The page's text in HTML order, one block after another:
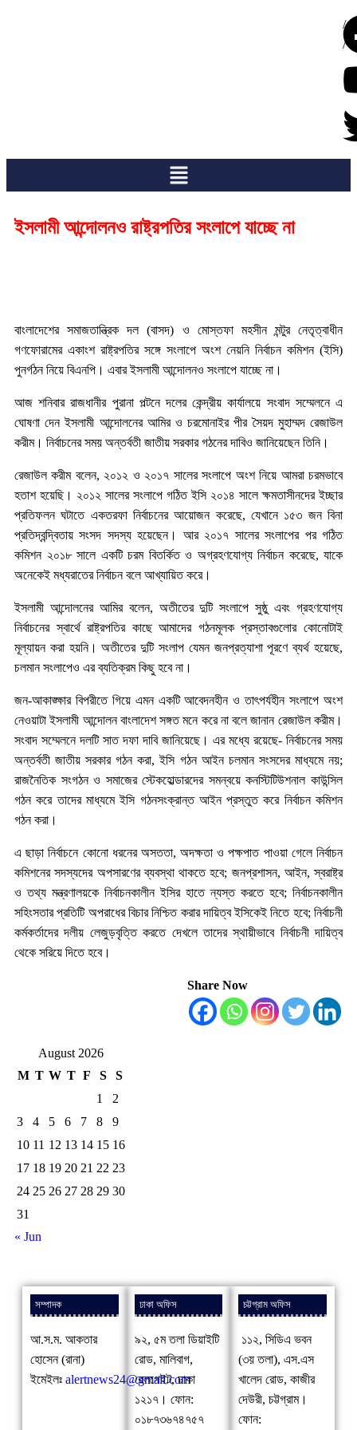
/
/
ইসলামী আন্দোলনও রাষ্ট্রপতির সংলাপে যাচ্ছে না
বাংলাদেশের সমাজতান্ত্রিক দল (বাসদ) ও মোস্তফা মহসীন মন্টুর নেতৃত্বাধীন
গণফোরামের একাংশ রাষ্ট্রপতির সঙ্গে সংলাপে অংশ নেয়নি নির্বাচন কমিশন (ইসি)
পুনর্গঠন নিয়ে বিএনপি। এবার ইসলামী আন্দোলনও সংলাপে যাচ্ছে না।
আজ শনিবার রাজধানীর পুরানা পল্টনে দলের কেন্দ্রীয় কার্যালয়ে সংবাদ সম্মেলনে এ
ঘোষণা দেন ইসলামী আন্দোলনের আমির ও চরমোনাইর পীর সৈয়দ মুহাম্মদ রেজাউল
করীম। নির্বাচনের সময় অন্তর্বতী জাতীয় সরকার গঠনের দাবিও জানিয়েছেন তিনি।
রেজাউল করীম বলেন, ২০১২ ও ২০১৭ সালের সংলাপে অংশ নিয়ে আমরা চরমভাবে
হতাশ হয়েছি। ২০১২ সালের সংলাপে গঠিত ইসি ২০১৪ সালে ক্ষমতাসীনদের ইচ্ছার
প্রতিফলন ঘটাতে একতরফা নির্বাচনের আয়োজন করেছে, যেখানে ১৫৩ জন বিনা
প্রতিদ্বন্দ্বিতায় সংসদ সদস্য হয়েছেন। আর ২০১৭ সালের সংলাপের পর গঠিত
কমিশন ২০১৮ সালে একটি চরম বিতর্কিত ও অগ্রহণযোগ্য নির্বাচন করেছে, যাকে
অনেকেই মধ্যরাতের নির্বাচন বলে আখ্যায়িত করে।
ইসলামী আন্দোলনের আমির বলেন, অতীতের দুটি সংলাপে সুষ্ঠু এবং গ্রহণযোগ্য
নির্বাচনের স্বার্থে রাষ্ট্রপতির কাছে আমাদের গঠনমূলক প্রস্তাবগুলোর কোনোটাই
মূল্যায়ন করা হয়নি। অতীতের দুটি সংলাপ যেমন জনপ্রত্যাশা পূরণে ব্যর্থ হয়েছে,
চলমান সংলাপেও এর ব্যতিক্রম কিছু হবে না।
জন-আকাঙ্ক্ষার বিপরীতে গিয়ে এমন একটি আবেদনহীন ও তাৎপর্যহীন সংলাপে অংশ
নেওয়াটা ইসলামী আন্দোলন বাংলাদেশ সঙ্গত মনে করে না বলে জানান রেজাউল করীম।
সংবাদ সম্মেলনে দলটি সাত দফা দাবি জানিয়েছে। এর মধ্যে রয়েছে- নির্বাচনের সময়
অন্তর্বতী জাতীয় সরকার গঠন করা, ইসি গঠন আইন চলমান সংসদের মাধ্যমে নয়;
রাজনৈতিক সংগঠন ও সমাজের স্টেকহোল্ডারদের সমন্বয়ে কনস্টিটিউশনাল কাউন্সিল
গঠন করে তাদের মাধ্যমে ইসি গঠনসংক্রান্ত আইন প্রস্তুত করে নির্বাচন কমিশন
গঠন করা।
এ ছাড়া নির্বাচনে কোনো ধরনের অসততা, অদক্ষতা ও পক্ষপাত পাওয়া গেলে নির্বাচন
কমিশনের সদস্যদের অপসারণের ব্যবস্থা থাকতে হবে; জনপ্রশাসন, আইন, স্বরাষ্ট্র
ও তথ্য মন্ত্রণালয়কে নির্বাচনকালীন ইসির হাতে ন্যস্ত করতে হবে; নির্বাচনকালীন
সহিংসতার প্রতিটি অপরাধের বিচার নিশ্চিত করার দায়িত্ব ইসিকেই নিতে হবে; নির্বাচনী
কর্মকর্তাদের দলীয় লেজুড়বৃত্তি করতে দেখলে তাদের স্থায়ীভাবে নির্বাচনী দায়িত্ব
থেকে সরিয়ে দিতে হবে।
Share Now
August 2026
M T W T F S
S
1
2
3
4 5 6 7 8
9
10 11 12 13 14 15 16
17 18 19 20 21 22 23
24 25 26 27 28 29 30
31
« Jun
সম্পাদক
আ.স.ম. আকতার
হোসেন (রানা)
ইমেইলঃ alertnews24@gmail.com
ঢাকা অফিস
৯২, ৫ম তলা ডিয়াইটি
রোড, মালিবাগ,
রেলগেইট, ঢাকা
১২১৭। ফোন:
০১৮৭৩৬৭৪৭৫৭
চট্টগ্রাম অফিস
১১২, সিডিএ ভবন
(৩য় তলা), এস.এস
খালেদ রোড, কাজীর
দেউরী, চট্টগ্রাম।
ফোন: